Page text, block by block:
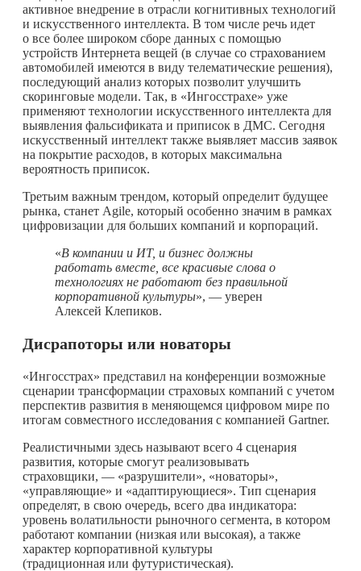
активное внедрение в отрасли когнитивных технологий
и искусственного интеллекта. В том числе речь идет
о все более широком сборе данных с помощью
устройств Интернета вещей (в случае со страхованием
автомобилей имеются в виду телематические решения),
последующий анализ которых позволит улучшить
скоринговые модели. Так, в «Ингосстрахе» уже
применяют технологии искусственного интеллекта для
выявления фальсификата и приписок в ДМС. Сегодня
искусственный интеллект также выявляет массив заявок
на покрытие расходов, в которых максимальна
вероятность приписок.
Третьим важным трендом, который определит будущее
рынка, станет Agile, который особенно значим в рамках
цифровизации для больших компаний и корпораций.
«В компании и ИТ, и бизнес должны
работать вместе, все красивые слова о
технологиях не работают без правильной
корпоративной культуры», — уверен
Алексей Клепиков.
Дисрапоторы или новаторы
«Ингосстрах» представил на конференции возможные
сценарии трансформации страховых компаний с учетом
перспектив развития в меняющемся цифровом мире по
итогам совместного исследования с компанией Gartner.
Реалистичными здесь называют всего 4 сценария
развития, которые смогут реализовывать
страховщики, — «разрушители», «новаторы»,
«управляющие» и «адаптирующиеся». Тип сценария
определят, в свою очередь, всего два индикатора:
уровень волатильности рыночного сегмента, в котором
работают компании (низкая или высокая), а также
характер корпоративной культуры
(традиционная или футуристическая).